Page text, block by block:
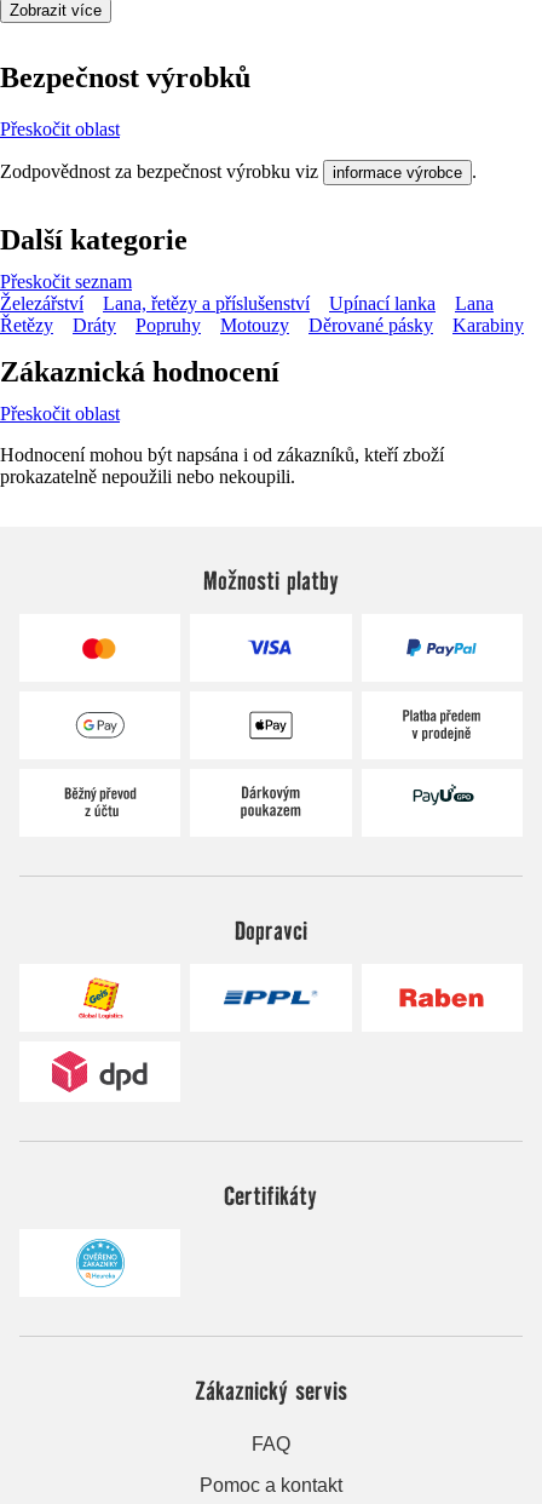
Zobrazit více
Bezpečnost výrobků
Přeskočit oblast
Zodpovědnost za bezpečnost výrobku viz informace výrobce .
Další kategorie
Přeskočit seznam
Železářství
Lana, řetězy a příslušenství Upínací lanka
Lana
Řetězy
Dráty Popruhy Motouzy Děrované pásky Karabiny
Zákaznická hodnocení
Přeskočit oblast
Hodnocení mohou být napsána i od zákazníků, kteří zboží
prokazatelně nepoužili nebo nekoupili.
Možnosti platby
Dopravci
Certifikáty
Zákaznický servis
FAQ
Pomoc a kontakt